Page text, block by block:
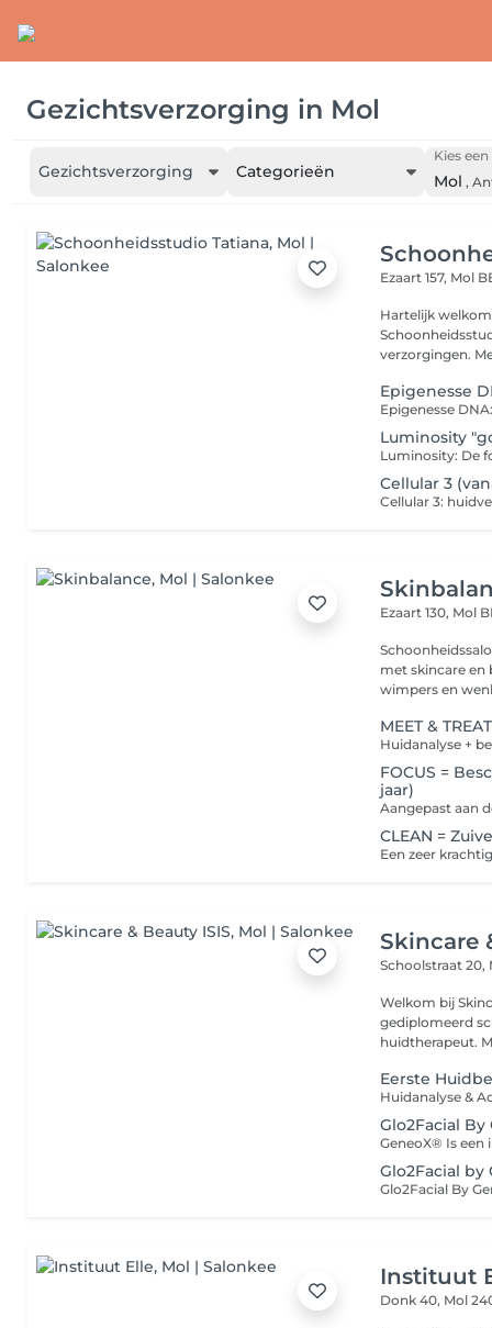
Gezichtsverzorging in Mol
Gezichtsverzorging Categorieën
Kies
Mol ,
Ezaart 157, Mol
Hartelijk welkom bij
verzorgingen.
Epigenesse
Luminosity
Cellular 3
Ezaart 130, Mol
met skincare en
wimpers en
MEET &
FOCUS =
jaar)
CLEAN =
Skincare
Schoolstraat 20,
Welkom bij Skincare & Beauty
gediplomeerd
Eerste
Glo2Facial By
Glo2Facial by
Instituut
Donk 40, Mol